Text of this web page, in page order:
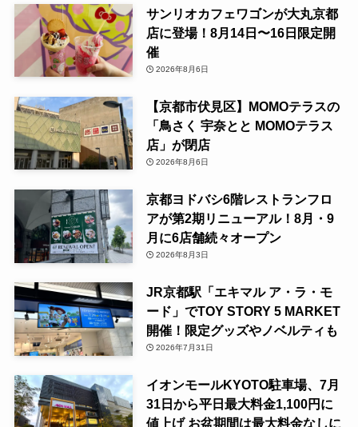
サンリオカフェワゴンが大丸京都
店に登場！8月14日〜16日限定開
催
2026年8月6日
【京都市伏見区】MOMOテラスの
「鳥さく 宇奈とと MOMOテラス
店」が閉店
2026年8月6日
京都ヨドバシ6階レストランフロ
アが第2期リニューアル！8月・9
月に6店舗続々オープン
2026年8月3日
JR京都駅「エキマル ア・ラ・モ
ード」でTOY STORY 5 MARKET
開催！限定グッズやノベルティも
2026年7月31日
イオンモールKYOTO駐車場、7月
31日から平日最大料金1,100円に
値上げ お盆期間は最大料金なしに